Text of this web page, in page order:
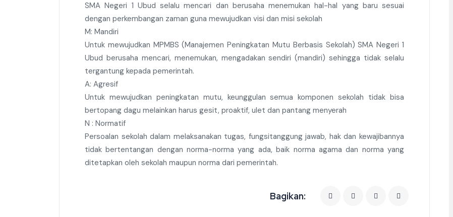
SMA Negeri 1 Ubud selalu mencari dan berusaha menemukan hal-hal yang baru sesuai
dengan perkembangan zaman guna mewujudkan visi dan misi sekolah
M: Mandiri
Untuk mewujudkan MPMBS (Manajemen Peningkatan Mutu Berbasis Sekolah) SMA Negeri 1
Ubud berusaha mencari, menemukan, mengadakan sendiri (mandiri) sehingga tidak selalu
tergantung kepada pemerintah.
A: Agresif
Untuk mewujudkan peningkatan mutu, keunggulan semua komponen sekolah tidak bisa
bertopang dagu melainkan harus gesit, proaktif, ulet dan pantang menyerah
N : Normatif
Persoalan sekolah dalam melaksanakan tugas, fungsitanggung jawab, hak dan kewajibannya
tidak bertentangan dengan norma-norma yang ada, baik norma agama dan norma yang
ditetapkan oleh sekolah maupun norma dari pemerintah.
Bagikan: